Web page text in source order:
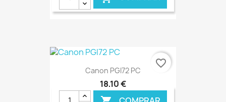
€ ONLINE
Canon PGI72 PC
18,10 €
favorite_border